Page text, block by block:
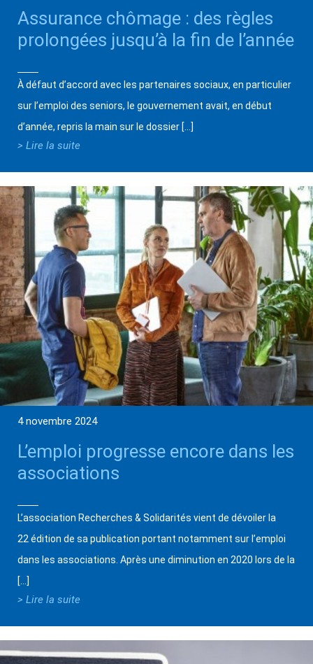
Assurance chômage : des règles
prolongées jusqu’à la fin de l’année
À défaut d’accord avec les partenaires sociaux, en particulier
sur l’emploi des seniors, le gouvernement avait, en début
d’année, repris la main sur le dossier […]
> Lire la suite
4 novembre 2024
L’emploi progresse encore dans les
associations
L’association Recherches & Solidarités vient de dévoiler la
22 édition de sa publication portant notamment sur l’emploi
dans les associations. Après une diminution en 2020 lors de la
[…]
> Lire la suite